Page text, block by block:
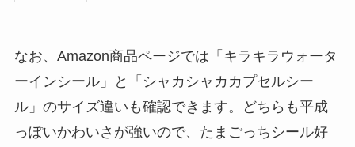
なお、Amazon商品ページでは「キラキラウォータ
ーインシール」と「シャカシャカカプセルシー
ル」のサイズ違いも確認できます。どちらも平成
っぽいかわいさが強いので、たまごっちシール好